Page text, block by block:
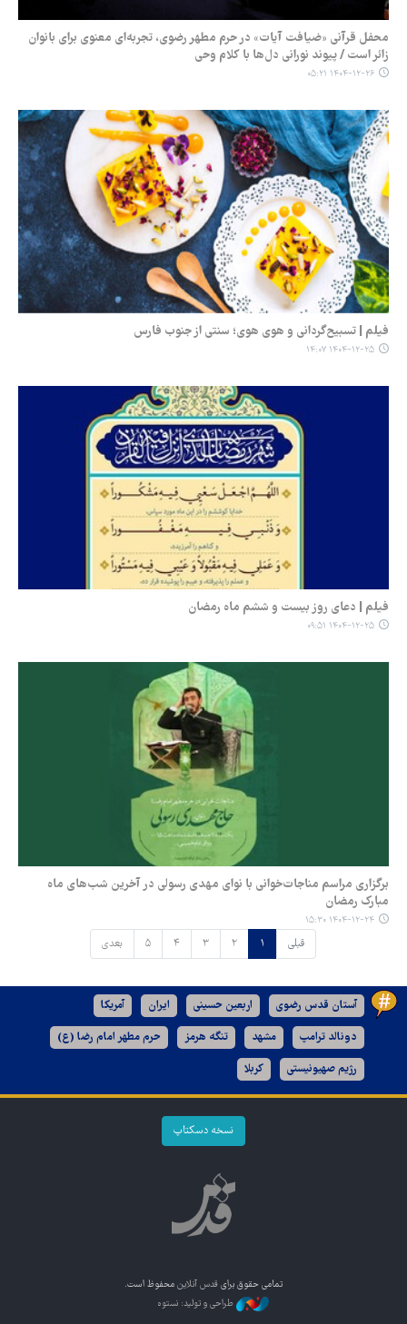
محفل قرآنی «ضیافت آیات» در حرم مطهر رضوی، تجربه‌ای معنوی برای بانوان
زائر است / پیوند نورانی دل‌ها با کلام وحی
۱۴۰۴-۱۲-۲۶ ۰۵:۲۱
فیلم | تسبیح‌گردانی و هوی هوی؛ سنتی از جنوب فارس
۱۴۰۴-۱۲-۲۵ ۱۴:۰۷
فیلم | دعای روز بیست و ششم ماه رمضان
۱۴۰۴-۱۲-۲۵ ۰۹:۵۱
برگزاری مراسم مناجات‌خوانی با نوای مهدی رسولی در آخرین شب‌های ماه
مبارک رمضان
۱۴۰۴-۱۲-۲۴ ۱۵:۳۰
قبلی ۱ ۲ ۳ ۴ ۵ بعدی
آستان قدس رضوی اربعین حسینی ایران آمریکا
دونالد ترامپ مشهد تنگه هرمز حرم مطهر امام رضا (ع)
رژیم صهیونیستی کربلا
نسخه دسکتاپ
تمامی حقوق برای قدس آنلاین محفوظ است.
طراحی و تولید: نستوه